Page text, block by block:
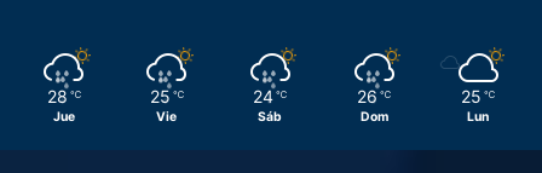
28 ℃
Jue
25 ℃
Vie
24 ℃
Sáb
26 ℃
Dom
25 ℃
Lun